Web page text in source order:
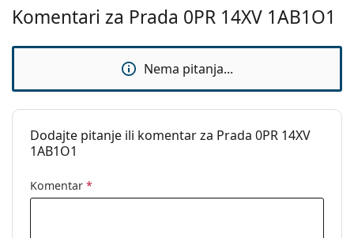
naočalaako trebate pomoć pri odabiru.
Ovo je medicinski proizvod. Prije uporabe pročitajte
Komentari za Prada 0PR 14XV 1AB1O1
Nema pitanja...
Dodajte pitanje ili komentar za Prada 0PR 14XV
1AB1O1
Komentar *